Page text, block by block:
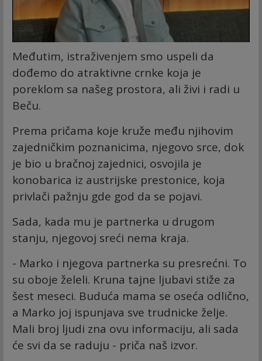
Međutim, istraživenjem smo uspeli da
dođemo do atraktivne crnke koja je
poreklom sa našeg prostora, ali živi i radi u
Beču.
Prema pričama koje kruže među njihovim
zajedničkim poznanicima, njegovo srce, dok
je bio u bračnoj zajednici, osvojila je
konobarica iz austrijske prestonice, koja
privlači pažnju gde god da se pojavi.
Sada, kada mu je partnerka u drugom
stanju, njegovoj sreći nema kraja.
- Marko i njegova partnerka su presrećni. To
su oboje želeli. Kruna tajne ljubavi stiže za
šest meseci. Buduća mama se oseća odlično,
a Marko joj ispunjava sve trudnicke želje.
Mali broj ljudi zna ovu informaciju, ali sada
će svi da se raduju - priča naš izvor.